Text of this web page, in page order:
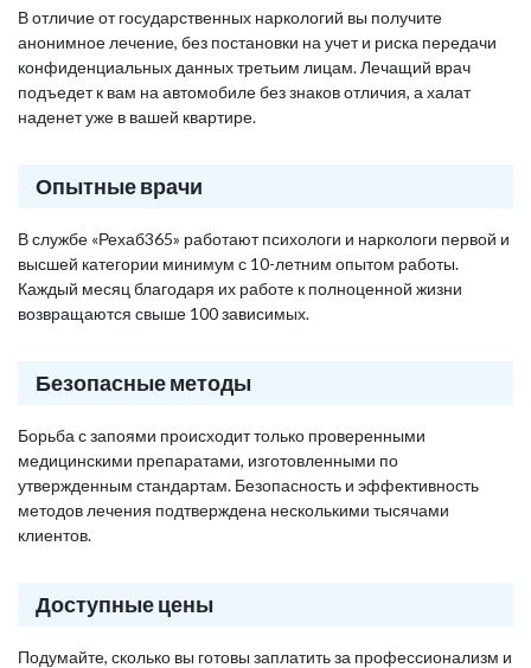
В отличие от государственных наркологий вы получите
анонимное лечение, без постановки на учет и риска передачи
конфиденциальных данных третьим лицам. Лечащий врач
подъедет к вам на автомобиле без знаков отличия, а халат
наденет уже в вашей квартире.
Опытные врачи
В службе «Рехаб365» работают психологи и наркологи первой и
высшей категории минимум с 10-летним опытом работы.
Каждый месяц благодаря их работе к полноценной жизни
возвращаются свыше 100 зависимых.
Безопасные методы
Борьба с запоями происходит только проверенными
медицинскими препаратами, изготовленными по
утвержденным стандартам. Безопасность и эффективность
методов лечения подтверждена несколькими тысячами
клиентов.
Доступные цены
Подумайте, сколько вы готовы заплатить за профессионализм и